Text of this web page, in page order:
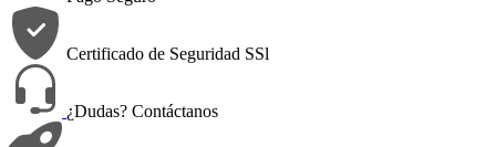
Certificado de Seguridad SSl
¿Dudas? Contáctanos